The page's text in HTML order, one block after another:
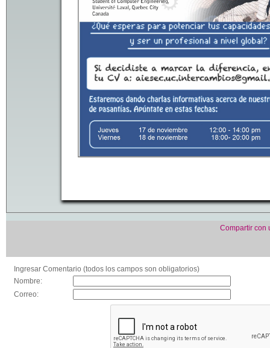
Compartir con
Ingresar Comentario (todos los campos son obligatorios)
Nombre:
Correo: